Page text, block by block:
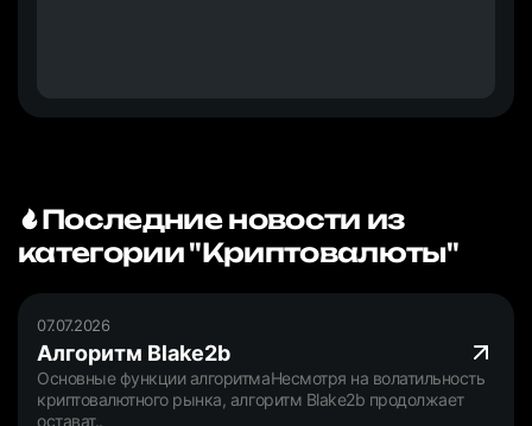
Последние новости из
категории "Криптовалюты"
07.07.2026
Алгоритм Blake2b
Основные функции алгоритмаНесмотря на волатильность
криптовалютного рынка, алгоритм Blake2b продолжает
остават..